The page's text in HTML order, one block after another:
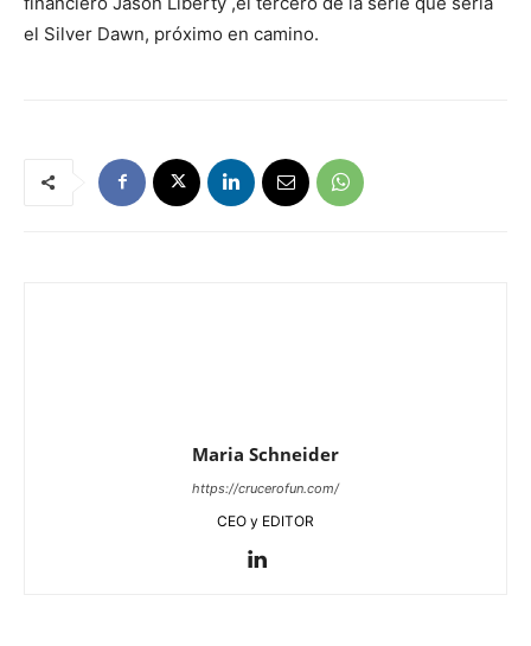
el Silver Dawn, próximo en camino.
Maria Schneider
https://crucerofun.com/
CEO y EDITOR